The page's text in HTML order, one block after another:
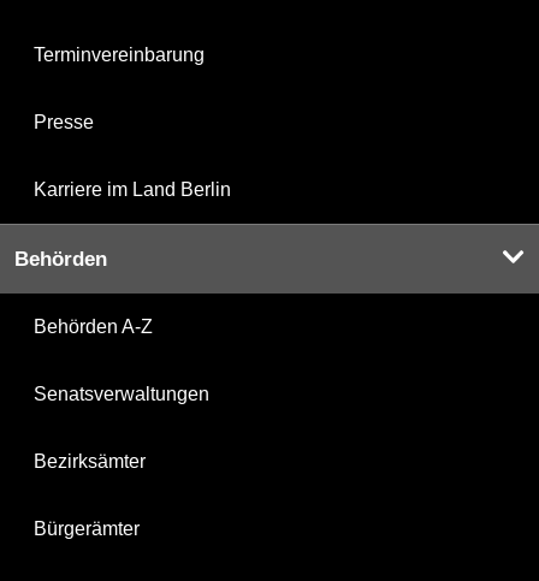
Terminvereinbarung
Presse
Karriere im Land Berlin
Behörden
Behörden A-Z
Senatsverwaltungen
Bezirksämter
Bürgerämter